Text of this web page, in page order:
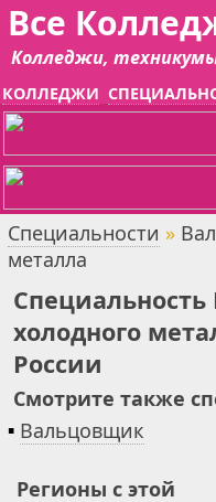
Все
Колледжи,
КОЛЛЕДЖИ
Специальности »
металла
холодного
России
Смотрите также
▪ Вальцовщик
Регионы с этой